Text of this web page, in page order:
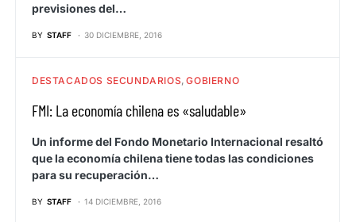
previsiones del…
BY STAFF 30 DICIEMBRE, 2016
DESTACADOS SECUNDARIOS GOBIERNO
FMI: La economía chilena es «saludable»
Un informe del Fondo Monetario Internacional resaltó
que la economía chilena tiene todas las condiciones
para su recuperación…
BY STAFF 14 DICIEMBRE, 2016